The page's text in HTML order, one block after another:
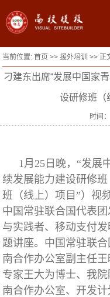
当前位置:首页 >>援外培训 >> 正
刁建东出席“发展中国家
设研修班（
时间
1月25日晚，“发展
续发展能力建设研修
班（线上）项目”）视
中国常驻联合国代表
与实践者、移动支付
题讲座。中国常驻联
南合作办公室副主任
专家王大为博士、我
南合作办公室、开发